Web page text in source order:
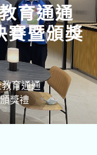
育通通
賽暨頒獎
育通通
獎禮